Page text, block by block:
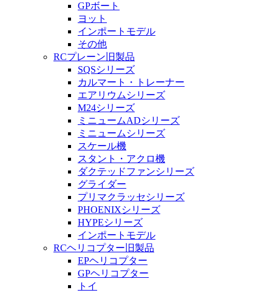
GPボート
ヨット
インポートモデル
その他
RCプレーン旧製品
SQSシリーズ
カルマート・トレーナー
エアリウムシリーズ
M24シリーズ
ミニュームADシリーズ
ミニュームシリーズ
スケール機
スタント・アクロ機
ダクテッドファンシリーズ
グライダー
プリマクラッセシリーズ
PHOENIXシリーズ
HYPEシリーズ
インポートモデル
RCヘリコプター旧製品
EPヘリコプター
GPヘリコプター
トイ